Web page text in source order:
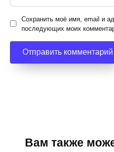
Сохранить моё имя, email и
последующих моих
Вам также